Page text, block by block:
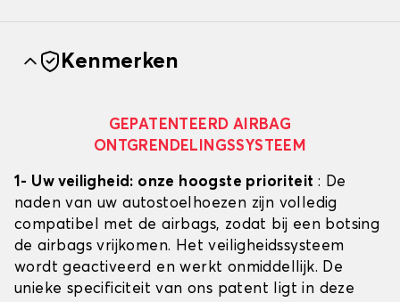
Kenmerken
GEPATENTEERD AIRBAG
ONTGRENDELINGSSYSTEEM
1- Uw veiligheid: onze hoogste prioriteit : De
naden van uw autostoelhoezen zijn volledig
compatibel met de airbags, zodat bij een botsing
de airbags vrijkomen. Het veiligheidssysteem
wordt geactiveerd en werkt onmiddellijk. De
unieke specificiteit van ons patent ligt in deze